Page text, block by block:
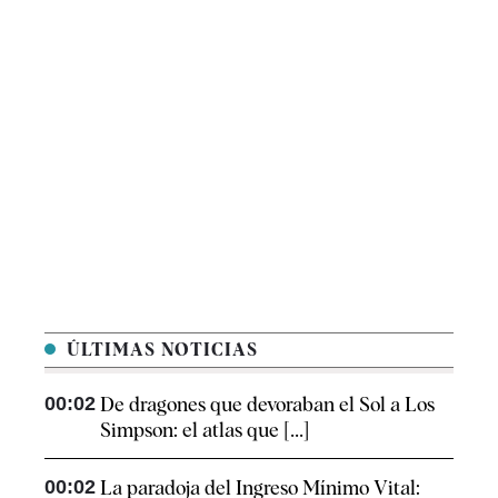
ÚLTIMAS NOTICIAS
00:02 De dragones que devoraban el Sol a Los
Simpson: el atlas que [...]
00:02 La paradoja del Ingreso Mínimo Vital: